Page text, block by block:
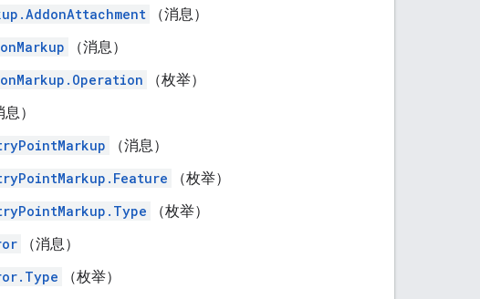
（消息）
（消息）
（枚举）
息）
（消息）
（枚举）
（枚举）
（消息）
（枚举）